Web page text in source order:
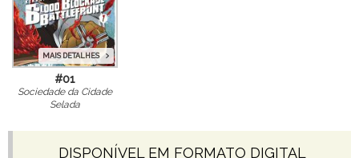
MAIS DETALHES
#01
Sociedade da Cidade
Selada
DISPONÍVEL EM FORMATO DIGITAL